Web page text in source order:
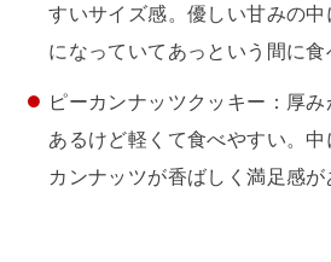
すいサイズ感。優しい甘みの中
になっていてあっという間に食
ピーカンナッツクッキー：厚
あるけど軽くて食べやすい。
カンナッツが香ばしく満足感が